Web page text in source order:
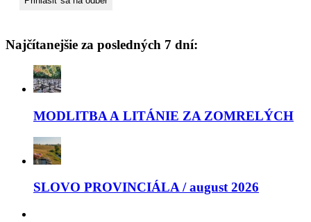
Najčítanejšie za posledných 7 dní:
MODLITBA A LITÁNIE ZA ZOMRELÝCH
SLOVO PROVINCIÁLA / august 2026